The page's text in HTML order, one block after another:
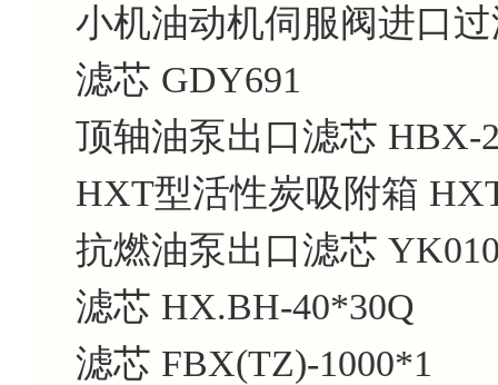
小机油动机伺服阀进口
滤芯 GDY691
顶轴油泵出口滤芯 HBX-
HXT型活性炭吸附箱
抗燃油泵出口滤芯
滤芯 HX.BH-40*30Q
滤芯 FBX(TZ)-1000*1